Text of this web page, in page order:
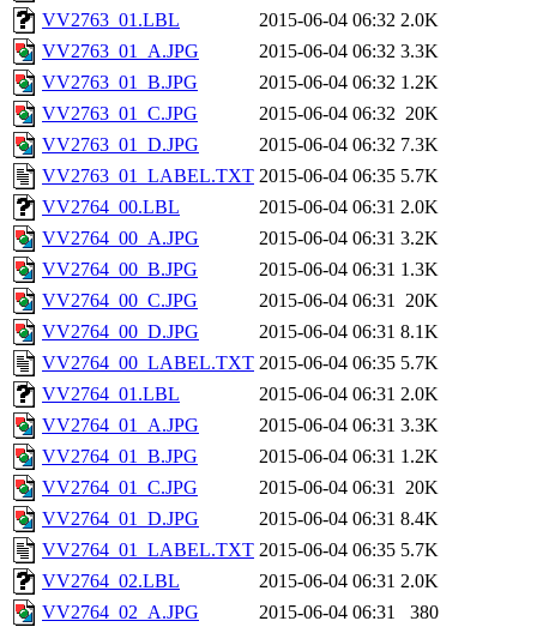
VV2763_01.LBL
2015-06-04 06:32 2.0K
VV2763_01_A.JPG
2015-06-04 06:32 3.3K
VV2763_01_B.JPG
2015-06-04 06:32 1.2K
VV2763_01_C.JPG
2015-06-04 06:32 20K
VV2763_01_D.JPG
2015-06-04 06:32 7.3K
VV2763_01_LABEL.TXT 2015-06-04 06:35 5.7K
VV2764_00.LBL
2015-06-04 06:31 2.0K
VV2764_00_A.JPG
2015-06-04 06:31 3.2K
VV2764_00_B.JPG
2015-06-04 06:31 1.3K
VV2764_00_C.JPG
2015-06-04 06:31 20K
VV2764_00_D.JPG
2015-06-04 06:31 8.1K
VV2764_00_LABEL.TXT 2015-06-04 06:35 5.7K
VV2764_01.LBL
2015-06-04 06:31 2.0K
VV2764_01_A.JPG
2015-06-04 06:31 3.3K
VV2764_01_B.JPG
2015-06-04 06:31 1.2K
VV2764_01_C.JPG
2015-06-04 06:31 20K
VV2764_01_D.JPG
2015-06-04 06:31 8.4K
VV2764_01_LABEL.TXT 2015-06-04 06:35 5.7K
VV2764_02.LBL
2015-06-04 06:31 2.0K
VV2764_02_A.JPG
2015-06-04 06:31
380